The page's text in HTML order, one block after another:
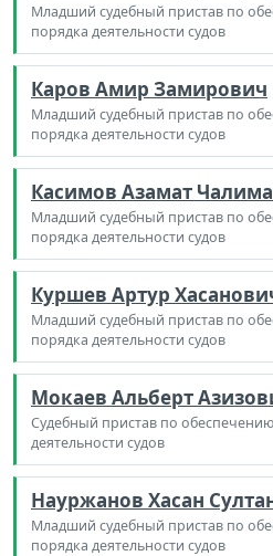
Младший судебный пристав по
порядка деятельности судов
Каров Амир Замирович
Младший судебный пристав по
порядка деятельности судов
Касимов Азамат
Младший судебный пристав по
порядка деятельности судов
Куршев Артур
Младший судебный пристав по
порядка деятельности судов
Мокаев Альберт
Судебный пристав по
деятельности судов
Науржанов Хасан
Младший судебный пристав по
порядка деятельности судов